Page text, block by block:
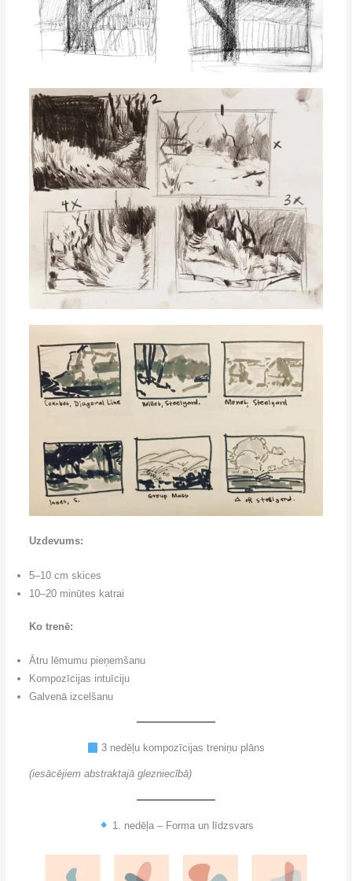
Uzdevums:
5–10 cm skices
10–20 minūtes katrai
Ko trenē:
Ātru lēmumu pieņemšanu
Kompozīcijas intuīciju
Galvenā izcelšanu
3 nedēļu kompozīcijas treniņu plāns
(iesācējiem abstraktajā glezniecībā)
1. nedēļa – Forma un līdzsvars